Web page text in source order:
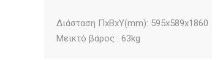
Διάσταση ΠxΒxΥ(mm): 595x589x1860
Μεικτό βάρος : 63kg